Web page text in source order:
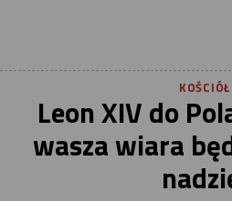
KOŚCIÓŁ
Leon XIV do
wasza wiara